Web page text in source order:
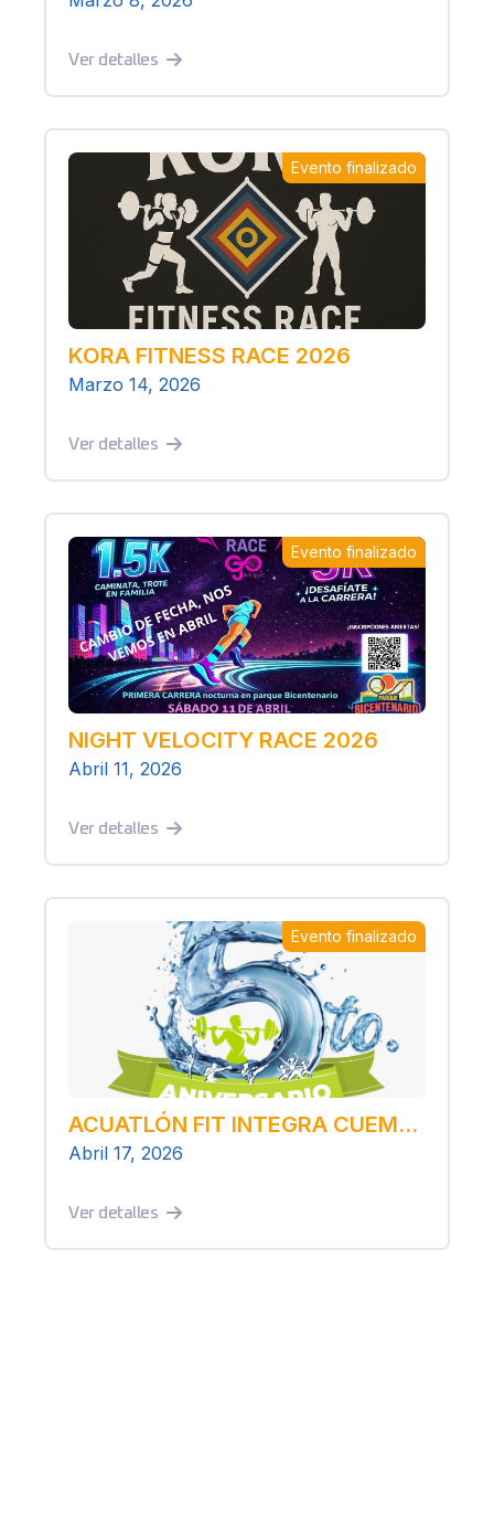
Ver detalles
Evento finalizado
KORA FITNESS RACE 2026
Marzo 14, 2026
Ver detalles
Evento finalizado
NIGHT VELOCITY RACE 2026
Abril 11, 2026
Ver detalles
Evento finalizado
ACUATLÓN FIT INTEGRA CUEMANCO
Abril 17, 2026
Ver detalles